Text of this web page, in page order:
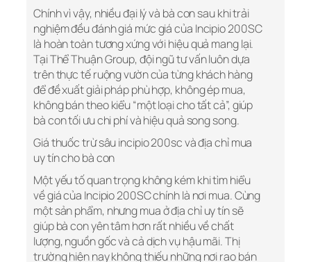
Chính vì vậy, nhiều đại lý và bà con sau khi trải
nghiệm đều đánh giá mức giá của Incipio 200SC
là hoàn toàn tương xứng với hiệu quả mang lại.
Tại Thể Thuận Group, đội ngũ tư vấn luôn dựa
trên thực tế ruộng vườn của từng khách hàng
để đề xuất giải pháp phù hợp, không ép mua,
không bán theo kiểu “một loại cho tất cả”, giúp
bà con tối ưu chi phí và hiệu quả song song.
Giá thuốc trừ sâu incipio 200sc và địa chỉ mua
uy tín cho bà con
Một yếu tố quan trọng không kém khi tìm hiểu
về giá của Incipio 200SC chính là nơi mua. Cùng
một sản phẩm, nhưng mua ở địa chỉ uy tín sẽ
giúp bà con yên tâm hơn rất nhiều về chất
lượng, nguồn gốc và cả dịch vụ hậu mãi. Thị
trường hiện nay không thiếu những nơi rao bán